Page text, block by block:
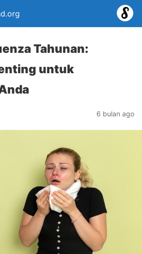
Tahunan:
untuk
6 bulan ago